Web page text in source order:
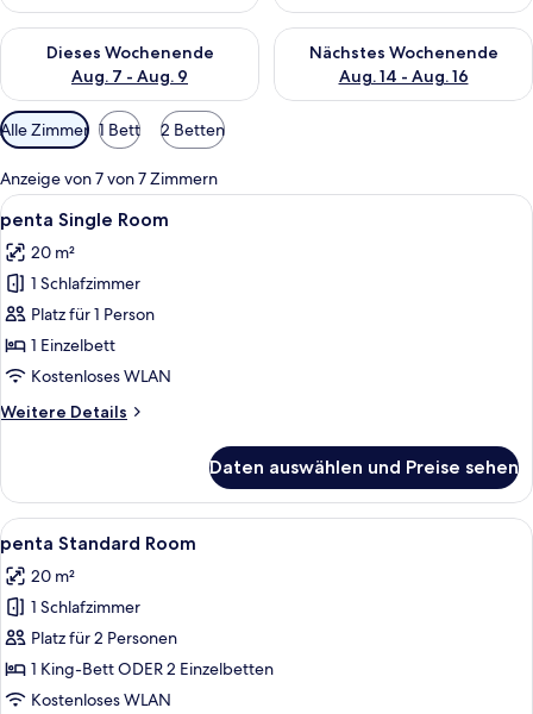
Dieses Wochenende
Aug. 7 - Aug. 9
Überprüfe die Verfügbarkeit für dieses Wochenende, Aug. 7
Nächstes Wochenende
Aug. 14 - Aug. 16
Überprüfe die Verfügbarkeit
Verfügbare
Filter
für
Zimmer
Alle Zimmer 1 Bett 2 Betten
Anzeige von 7 von 7 Zimmern
Alle
Fotos
für
penta
Single
Room
anzeigen
Ein Hotelzimmer mit Bett,
8
penta Single Room
20 m²
1 Schlafzimmer
Platz für 1 Person
1 Einzelbett
Kostenloses WLAN
Weitere Details
Weitere
Single
Room
Daten auswählen und Preise sehen
Alle
Fotos
für
penta
Standard
Room
anzeigen
Ein Hotelzimmer mit Bett,
7
penta Standard Room
20 m²
1 Schlafzimmer
Platz für 2 Personen
1 King-Bett ODER 2 Einzelbetten
Kostenloses WLAN